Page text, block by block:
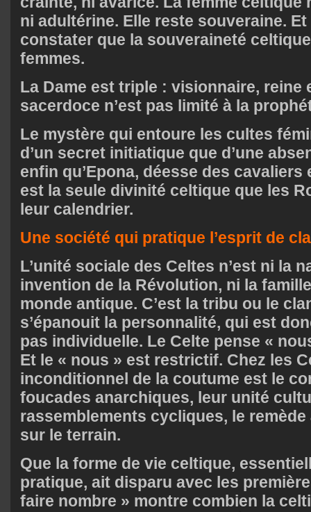
ni adultérine. Elle reste souveraine.
constater que la souveraineté
femmes.
La Dame est triple : visionnaire, reine
sacerdoce n’est pas limité à la
Le mystère qui entoure les cultes
d’un secret initiatique que d’une
enfin qu’Epona, déesse des
est la seule divinité celtique que les
leur calendrier.
Une société qui pratique l’esprit de
L’unité sociale des Celtes n’est ni la
invention de la Révolution, ni la
monde antique. C’est la tribu ou le
s’épanouit la personnalité, qui est
pas individuelle. Le Celte pense «
Et le « nous » est restrictif. Chez les
inconditionnel de la coutume est le
foucades anarchiques, leur unité
rassemblements cycliques, le
sur le terrain.
Que la forme de vie celtique,
pratique, ait disparu avec les
faire nombre » montre combien la